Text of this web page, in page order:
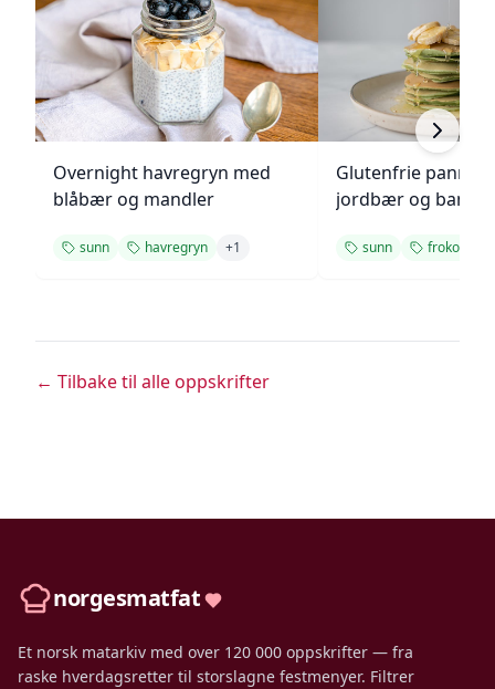
Overnight havregryn med
blåbær og mandler
sunn havregryn +1
Glutenfrie
jordbær og banan
sunn frokost
← Tilbake til alle oppskrifter
norgesmatfat
Et norsk matarkiv med over 120 000 oppskrifter — fra
raske hverdagsretter til storslagne festmenyer. Filtrer